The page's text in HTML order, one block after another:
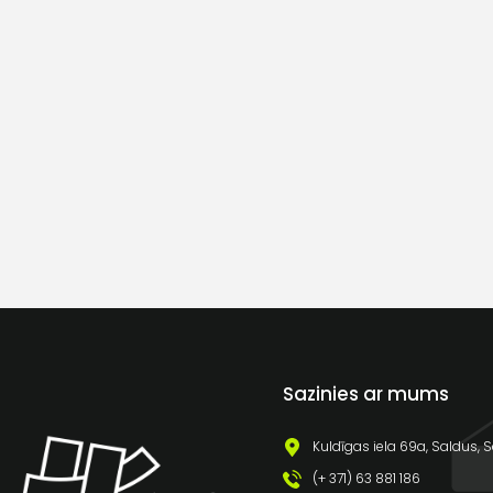
Sazinies ar mums
Kuldīgas iela 69a, Saldus,
(+ 371) 63 881 186